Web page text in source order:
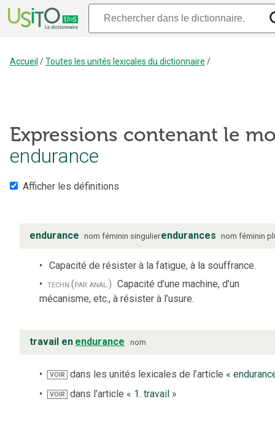
Accueil /Toutes les unités lexicales du dictionnaire /
Expressions contenant le
endurance
Afficher les définitions
endurance nom féminin singulierendurances nom féminin
Capacité de résister à la fatigue, à la souffrance.
techn.(par anal.) Capacité d’une machine, d’un
mécanisme, etc., à résister à l’usure.
travail en endurance nom
VOIR dans les unités lexicales de l’article «
VOIR dans l’article « 1. travail »